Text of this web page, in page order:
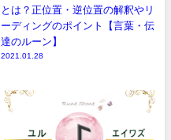
とは？正位置・逆位置の解釈やリ
ーディングのポイント【言葉・伝
達のルーン】
2021.01.28